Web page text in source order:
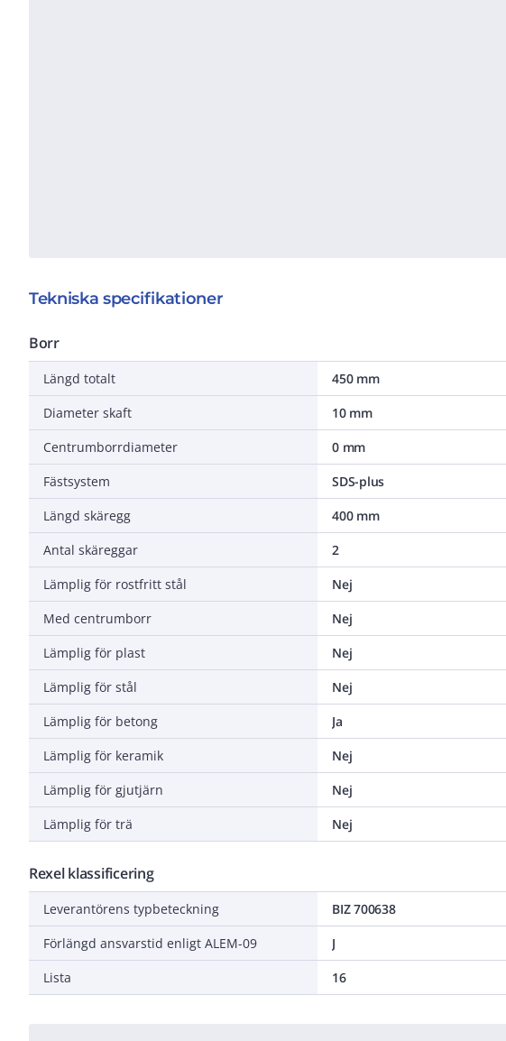
Tekniska specifikationer
Borr
Längd totalt
450 mm
Diameter skaft
10 mm
Centrumborrdiameter
0 mm
Fästsystem
SDS-plus
Längd skäregg
400 mm
Antal skäreggar
2
Lämplig för rostfritt stål
Nej
Med centrumborr
Nej
Lämplig för plast
Nej
Lämplig för stål
Nej
Lämplig för betong
Ja
Lämplig för keramik
Nej
Lämplig för gjutjärn
Nej
Lämplig för trä
Nej
Rexel klassificering
Leverantörens typbeteckning
BIZ 700638
Förlängd ansvarstid enligt ALEM-09
J
Lista
16